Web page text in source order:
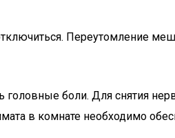
Переутомление
головные боли. Для снятия
в комнате необходимо